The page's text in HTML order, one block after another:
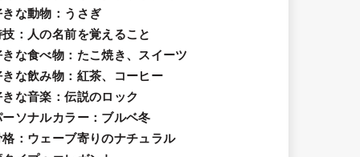
きな動物 ：うさぎ
技 ：人の名前を覚えること
きな食べ物 ：たこ焼き、スイーツ
きな飲み物：紅茶、コーヒー
きな音楽：伝説のロック
ーソナルカラー：ブルベ冬
格：ウェーブ寄りのナチュラル